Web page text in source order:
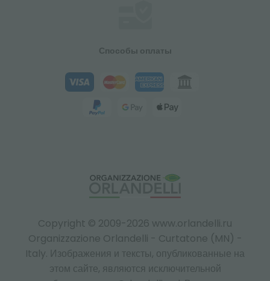
Copyright © 2009-2026 www.orlandelli.ru
Organizzazione Orlandelli - Curtatone (MN) -
Italy. Изображения и тексты, опубликованные на
этом сайте, являются исключительной
Способы оплаты